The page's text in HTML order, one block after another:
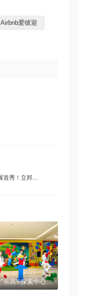
Airbnb爱彼迎
小鹏GX、2026款MONA M03北京车展首秀！立邦联合定制专属车色
"拼了！真功夫"乐高®探索中心十周年暑期活动三城同步启幕